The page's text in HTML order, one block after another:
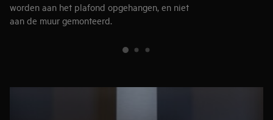
worden aan het plafond opgehangen, en niet
aan de muur gemonteerd.